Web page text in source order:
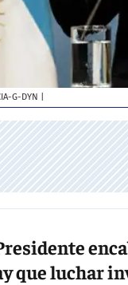
G-DYN
que luchar